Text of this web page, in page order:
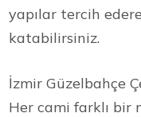
yapılar tercih
katabilirsiniz.
İzmir Güzelbahçe
Her cami farklı bir